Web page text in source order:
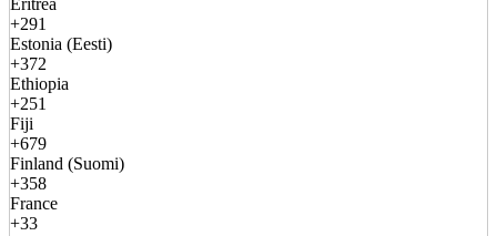
Eritrea
+291
Estonia (Eesti)
+372
Ethiopia
+251
Fiji
+679
Finland (Suomi)
+358
France
+33